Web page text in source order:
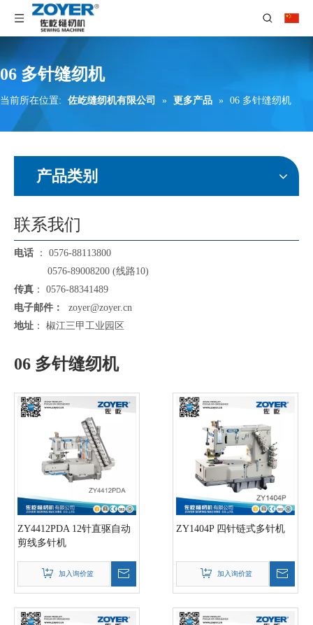
06 多针缝纫机
当前所在位置: 佐屹缝纫机有限公司 » 更多产品 » 06 多针缝纫机
产品类别
联系我们
电话 ： 0576-88113800
0576-89008200 (线路10)
传真 ： 0576-88341489
电子邮件：
zoyer@zoyer.cn
地址 ： 椒江三甲工业园区
06 多针缝纫机
ZY4412PDA 12针直驱自动
剪线多针机
加入询价篮
ZY1404P 四针链式多针机
加入询价篮